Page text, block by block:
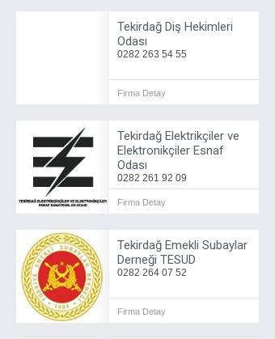
Tekirdağ Diş Hekimleri
Odası
0282 263 54 55
Firma Detay
Tekirdağ Elektrikçiler ve
Elektronikçiler Esnaf
Odası
0282 261 92 09
Firma Detay
Tekirdağ Emekli Subaylar
Derneği TESUD
0282 264 07 52
Firma Detay